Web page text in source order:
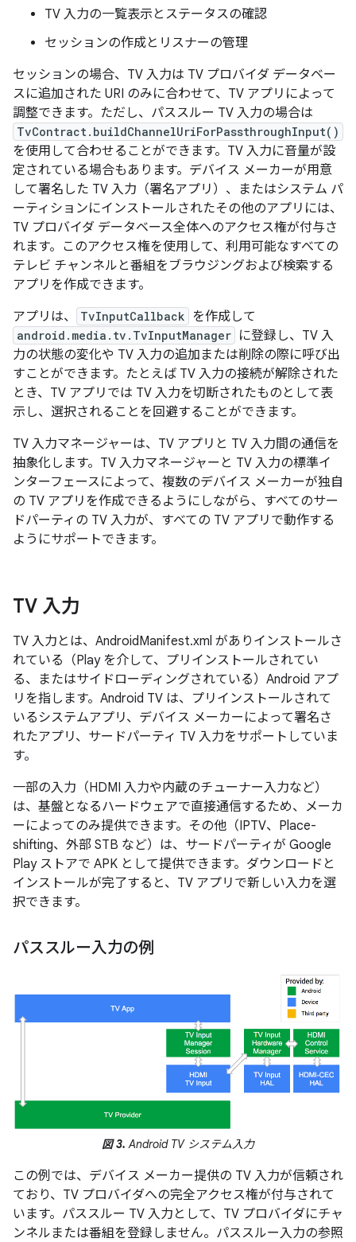
TV 入力の一覧表示とステータスの確認
セッションの作成とリスナーの管理
セッションの場合、TV 入力は TV プロバイダ データベー
スに追加された URI のみに合わせて、TV アプリによって
調整できます。ただし、パススルー TV 入力の場合は
TvContract.buildChannelUriForPassthroughInput()
を使用して合わせることができます。TV 入力に音量が設
定されている場合もあります。デバイス メーカーが用意
して署名した TV 入力（署名アプリ）、またはシステム パ
ーティションにインストールされたその他のアプリには、
TV プロバイダ データベース全体へのアクセス権が付与さ
れます。このアクセス権を使用して、利用可能なすべての
テレビ チャンネルと番組をブラウジングおよび検索する
アプリを作成できます。
アプリは、
TvInputCallback を作成して
android.media.tv.TvInputManager に登録し、TV 入
力の状態の変化や TV 入力の追加または削除の際に呼び出
すことができます。たとえば TV 入力の接続が解除された
とき、TV アプリでは TV 入力を切断されたものとして表
示し、選択されることを回避することができます。
TV 入力マネージャーは、TV アプリと TV 入力間の通信を
抽象化します。TV 入力マネージャーと TV 入力の標準イ
ンターフェースによって、複数のデバイス メーカーが独自
の TV アプリを作成できるようにしながら、すべてのサー
ドパーティの TV 入力が、すべての TV アプリで動作する
ようにサポートできます。
TV 入力
TV 入力とは、AndroidManifest.xml がありインストールさ
れている（Play を介して、プリインストールされてい
る、またはサイドローディングされている）Android アプ
リを指します。Android TV は、プリインストールされて
いるシステムアプリ、デバイス メーカーによって署名さ
れたアプリ、サードパーティ TV 入力をサポートしていま
す。
一部の入力（HDMI 入力や内蔵のチューナー入力など）
は、基盤となるハードウェアで直接通信するため、メーカ
ーによってのみ提供できます。その他（IPTV、Place-
shifting、外部 STB など）は、サードパーティが Google
Play ストアで APK として提供できます。ダウンロードと
インストールが完了すると、TV アプリで新しい入力を選
択できます。
パススルー入力の例
図 3. Android TV システム入力
この例では、デバイス メーカー提供の TV 入力が信頼され
ており、TV プロバイダへの完全アクセス権が付与されて
います。パススルー TV 入力として、TV プロバイダにチャ
ンネルまたは番組を登録しません。パススルー入力の参照